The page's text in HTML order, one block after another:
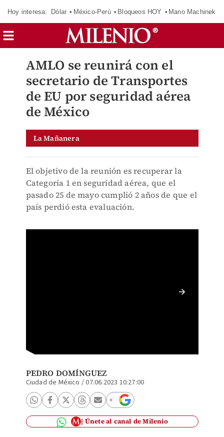
Hoy interesa: Dólar México-Perú Bloqueos HOY Mano Machinek
AMLO se reunirá con el
secretario de Transportes
de EU por seguridad aérea
de México
La Mañanera
El objetivo de la reunión es recuperar la
Categoría 1 en seguridad aérea, que el
pasado 25 de mayo cumplió 2 años de que el
país perdió esta evaluación.
PEDRO DOMÍNGUEZ
Ciudad de México /07.06.2023 10:27:00
Únete al canal de Milenio